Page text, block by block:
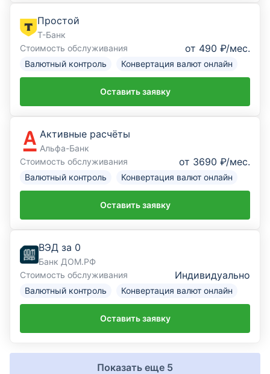
Простой
Т-Банк
Стоимость обслуживания
от 490 ₽/мес.
Валютный контроль Конвертация валют онлайн
Оставить заявку
Активные расчёты
Альфа-Банк
Стоимость обслуживания
от 3690 ₽/мес.
Валютный контроль Конвертация валют онлайн
Оставить заявку
ВЭД за 0
Банк ДОМ.РФ
Стоимость обслуживания
Индивидуально
Валютный контроль Конвертация валют онлайн
Оставить заявку
Показать еще 5